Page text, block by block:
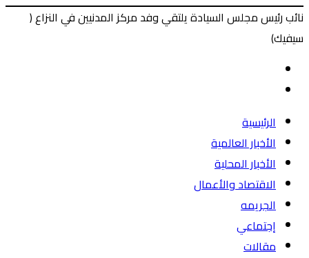
نائب رئيس مجلس السيادة يلتقي وفد مركز المدنيين في النزاع (
سيفيك)
الرئيسية
الأخبار العالمية
الأخبار المحلية
الاقتصاد والأعمال
الجريمه
إجتماعي
مقالات